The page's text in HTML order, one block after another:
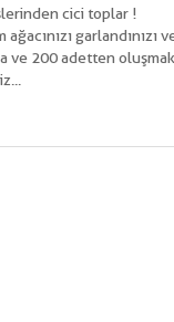
cici toplar !
garlandınızı
ve 200 adetten